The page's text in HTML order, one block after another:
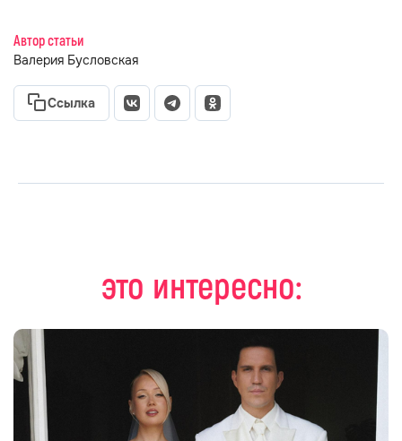
Автор статьи
Валерия Бусловская
Ссылка
это интересно: